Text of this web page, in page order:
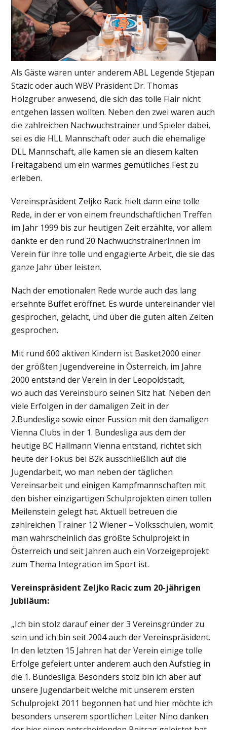
Als Gäste waren unter anderem ABL Legende Stjepan
Stazic oder auch WBV Präsident Dr. Thomas
Holzgruber anwesend, die sich das tolle Flair nicht
entgehen lassen wollten. Neben den zwei waren auch
die zahlreichen Nachwuchstrainer und Spieler dabei,
sei es die HLL Mannschaft oder auch die ehemalige
DLL Mannschaft, alle kamen sie an diesem kalten
Freitagabend um ein warmes gemütliches Fest zu
erleben.
Vereinspräsident Zeljko Racic hielt dann eine tolle
Rede, in der er von einem freundschaftlichen Treffen
im Jahr 1999 bis zur heutigen Zeit erzählte, vor allem
dankte er den rund 20 NachwuchstrainerInnen im
Verein für ihre tolle und engagierte Arbeit, die sie das
ganze Jahr über leisten.
Nach der emotionalen Rede wurde auch das lang
ersehnte Buffet eröffnet. Es wurde untereinander viel
gesprochen, gelacht, und über die guten alten Zeiten
gesprochen.
Mit rund 600 aktiven Kindern ist Basket2000 einer
der größten Jugendvereine in Österreich, im Jahre
2000 entstand der Verein in der Leopoldstadt,
wo auch das Vereinsbüro seinen Sitz hat. Neben den
viele Erfolgen in der damaligen Zeit in der
2.Bundesliga sowie einer Fussion mit den damaligen
Vienna Clubs in der 1. Bundesliga aus dem der
heutige BC Hallmann Vienna entstand, richtet sich
heute der Fokus bei B2k ausschließlich auf die
Jugendarbeit, wo man neben der täglichen
Vereinsarbeit und einigen Kampfmannschaften mit
den bisher einzigartigen Schulprojekten einen tollen
Meilenstein gelegt hat. Aktuell betreuen die
zahlreichen Trainer 12 Wiener – Volksschulen, womit
man wahrscheinlich das größte Schulprojekt in
Österreich und seit Jahren auch ein Vorzeigeprojekt
zum Thema Integration im Sport ist.
Vereinspräsident Zeljko Racic zum 20-jährigen
Jubiläum:
„Ich bin stolz darauf einer der 3 Vereinsgründer zu
sein und ich bin seit 2004 auch der Vereinspräsident.
In den letzten 15 Jahren hat der Verein einige tolle
Erfolge gefeiert unter anderem auch den Aufstieg in
die 1. Bundesliga. Besonders stolz bin ich aber auf
unsere Jugendarbeit welche mit unserem ersten
Schulprojekt 2011 begonnen hat und hier möchte ich
besonders unserem sportlichen Leiter Nino danken